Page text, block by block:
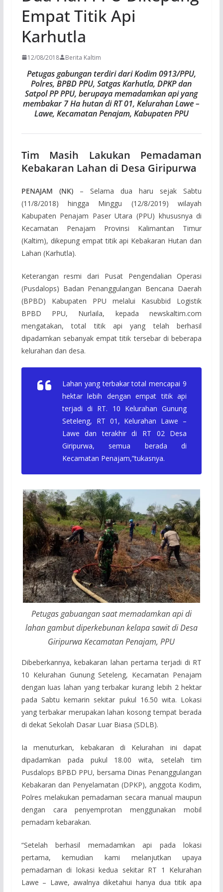
Empat Titik Api
Karhutla
12/08/2018 Berita Kaltim
Petugas gabungan terdiri dari Kodim 0913/PPU,
Polres, BPBD PPU, Satgas Karhutla, DPKP dan
Satpol PP PPU, berupaya memadamkan api yang
membakar 7 Ha hutan di RT 01, Kelurahan Lawe –
Lawe, Kecamatan Penajam, Kabupaten PPU
Tim Masih Lakukan Pemadaman
Kebakaran Lahan di Desa Giripurwa
PENAJAM (NK)– Selama dua haru sejak Sabtu
(11/8/2018) hingga Minggu (12/8/2019) wilayah
Kabupaten Penajam Paser Utara (PPU) khususnya di
Kecamatan Penajam Provinsi Kalimantan Timur
(Kaltim), dikepung empat titik api Kebakaran Hutan dan
Lahan (Karhutla).
Keterangan resmi dari Pusat Pengendalian Operasi
(Pusdalops) Badan Penanggulangan Bencana Daerah
(BPBD) Kabupaten PPU melalui Kasubbid Logistik
BPBD PPU, Nurlaila, kepada newskaltim.com
mengatakan, total titik api yang telah berhasil
dipadamkan sebanyak empat titik tersebar di beberapa
kelurahan dan desa.
Lahan yang terbakar total mencapai 9
hektar lebih dengan empat titik api
terjadi di RT. 10 Kelurahan Gunung
Seteleng, RT 01, Kelurahan Lawe –
Lawe dan terakhir di RT 02 Desa
Giripurwa, semua berada di
Kecamatan Penajam,”tukasnya.
Petugas gabuangan saat memadamkan api di
lahan gambut diperkebunan kelapa sawit di Desa
Giripurwa Kecamatan Penajam, PPU
Dibeberkannya, kebakaran lahan pertama terjadi di RT
10 Kelurahan Gunung Seteleng, Kecamatan Penajam
dengan luas lahan yang terbakar kurang lebih 2 hektar
pada Sabtu kemarin sekitar pukul 16.50 wita. Lokasi
yang terbakar merupakan lahan kosong tempat berada
di dekat Sekolah Dasar Luar Biasa (SDLB).
Ia menuturkan, kebakaran di Kelurahan ini dapat
dipadamkan pada pukul 18.00 wita, setelah tim
Pusdalops BPBD PPU, bersama Dinas Penanggulangan
Kebakaran dan Penyelamatan (DPKP), anggota Kodim,
Polres melakukan pemadaman secara manual maupun
dengan cara penyemprotan menggunakan mobil
pemadam kebarakan.
“Setelah berhasil memadamkan api pada lokasi
pertama, kemudian kami melanjutkan upaya
pemadaman di lokasi kedua sekitar RT 1 Kelurahan
Lawe – Lawe, awalnya diketahui hanya dua titik apa